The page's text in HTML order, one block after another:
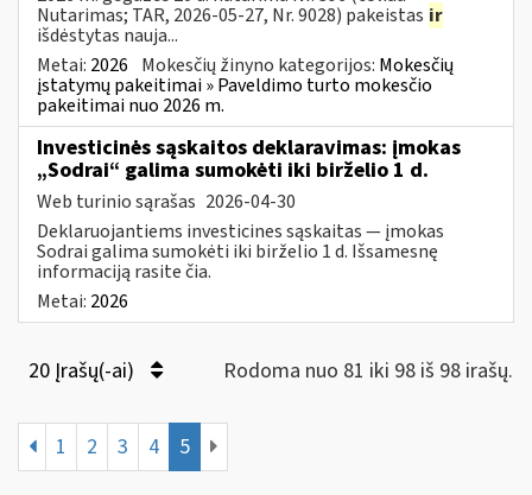
Nutarimas; TAR, 2026-05-27, Nr. 9028) pakeistas ir
išdėstytas nauja...
Metai: 2026 Mokesčių žinyno kategorijos: Mokesčių
įstatymų pakeitimai » Paveldimo turto mokesčio
pakeitimai nuo 2026 m.
Investicinės sąskaitos deklaravimas: įmokas
„Sodrai“ galima sumokėti iki birželio 1 d.
Web turinio sąrašas 2026-04-30
Deklaruojantiems investicines sąskaitas — įmokas
Sodrai galima sumokėti iki birželio 1 d. Išsamesnę
informaciją rasite čia.
Metai: 2026
20 Įrašų(-ai) Rodoma nuo 81 iki 98 iš 98 irašų.
1 2 3 4 5